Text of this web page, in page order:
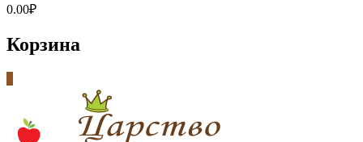
0.00₽
Корзина